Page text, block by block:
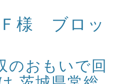
様 ブロッ
のおもいで回